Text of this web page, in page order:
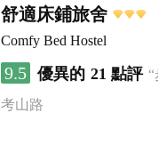
舒適床鋪旅舍
Comfy Bed Hostel
9.5 優異的 21 點評
考山路